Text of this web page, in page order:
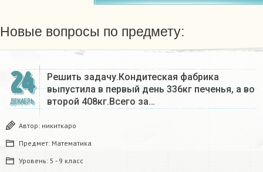
Новые вопросы по предмету:
24
ДЕКАБРЬ
Решить задачу.Кондитеская фабрика
выпустила в первый день 336кг печенья, а во
второй 408кг.Всего за…
Автор: никиткаро
Предмет: Математика
Уровень: 5 - 9 класс